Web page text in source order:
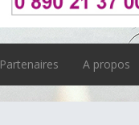
Partenaires A propos